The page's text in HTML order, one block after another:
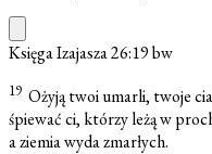
Księga Izajasza 26:19bw
19 Ożyją twoi umarli, twoje
śpiewać ci, którzy leżą w
a ziemia wyda zmarłych.